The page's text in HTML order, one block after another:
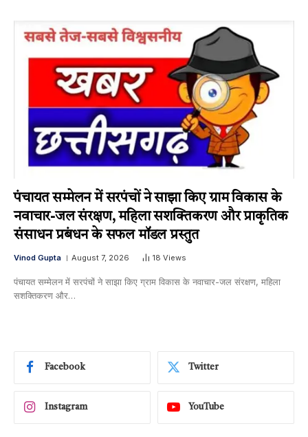
पंचायत सम्मेलन में सरपंचों ने साझा किए ग्राम विकास के
नवाचार-जल संरक्षण, महिला सशक्तिकरण और प्राकृतिक
संसाधन प्रबंधन के सफल मॉडल प्रस्तुत
Vinod Gupta August 7, 2026 18 Views
पंचायत सम्मेलन में सरपंचों ने साझा किए ग्राम विकास के नवाचार-जल संरक्षण, महिला
सशक्तिकरण और…
Facebook Twitter
Instagram YouTube